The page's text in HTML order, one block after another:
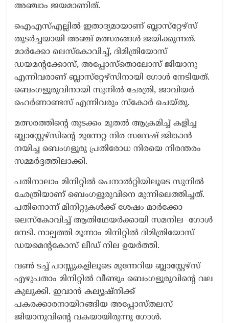
അഞ്ചാം ജയമാണിത്.
ഐഎസ്എല്ലില്‍ ഇതാദ്യമായാണ് ബ്ലാസ്‌റ്റേഴ്‌സ്
തുടര്‍ച്ചയായി അഞ്ച് മത്സരങ്ങള്‍ ജയിക്കുന്നത്.
മാര്‍ക്കോ ലെസ്‌കോവിച്ച്, ദിമിത്രിയോസ്
ഡയമന്റക്കോസ്, അപ്പോസ്‌തൊലോസ് ജിയാനു
എന്നിവരാണ് ബ്ലാസ്‌റ്റേഴ്‌സിനായി ഗോള്‍ നേടിയത്.
ബെംഗളൂരുവിനായി സുനില്‍ ഛേത്രി, ജാവിയര്‍
ഹെര്‍ണാണ്ടസ് എന്നിവരും സ്‌കോര്‍ ചെയ്തു.
മത്സരത്തിന്‍റെ തുടക്കം മുതല്‍ ആക്രമിച്ച് കളിച്ച
ബ്ലാസ്റ്റേഴ്സിന്‍റെ മുന്നേറ്റ നിര സന്ദേഷ് ജിങ്കാൻ
നയിച്ച ബെംഗളൂരു പ്രതിരോധ നിരയെ നിരന്തരം
സമ്മര്‍ദ്ദത്തിലാക്കി.
പതിനാലാം മിനിറ്റിൽ പെനാൽറ്റിയിലൂടെ സുനില്‍
ഛേത്രിയാണ് ബെംഗളൂരുവിനെ മുന്നിലെത്തിച്ചത്.
പതിനൊന്ന് മിനിറ്റുകൾക്ക് ശേഷം മാർക്കോ
ലെസ്കോവിച്ച് ആതിഥേയർക്കായി സമനില ഗോള്‍
നേടി. നാല്പത്തി മൂന്നാം മിനിറ്റിൽ ദിമിത്രിയോസ്
ഡയമെൻ്റകോസ് ലീഡ് നില ഉയർത്തി.
വൺ ടച്ച് പാസ്സുകളിലൂടെ മുന്നേറിയ ബ്ലാസ്റ്റേഴ്സ്
എഴുപതാം മിനിറ്റിൽ വീണ്ടും ബെംഗളൂരുവിൻ്റെ വല
കുലുക്കി. ഇവാൻ കല്യൂഷ്നിക്ക്
പകരക്കാരനായിറങ്ങിയ അപ്പോസ്തലസ്
ജിയാനുവിൻ്റെ വകയായിരുന്നു ഗോൾ.